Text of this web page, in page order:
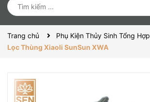
Trang chủ
Phụ Kiện Thủy Sinh Tổng Hợp
Lọc Thùng Xiaoli SunSun XWA